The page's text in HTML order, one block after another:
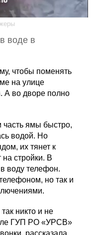
воде в
чтобы поменять
на улице
А во дворе полно
часть ямы быстро,
водой. Но
их тянет к
на стройки. В
воду телефон.
но так и
никто и не
ГУП РО «УРСВ»